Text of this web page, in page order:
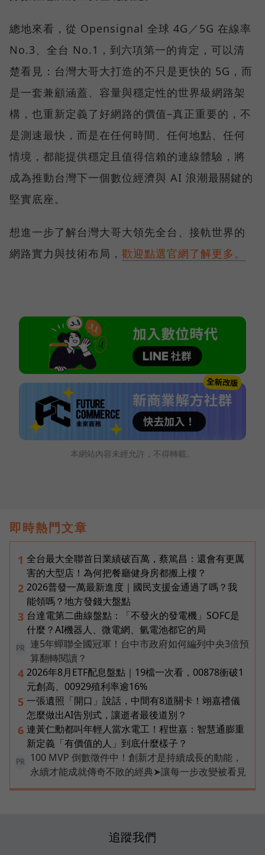
總地來看，從 Opensignal 全球 4G／5G 在線率
No.3、全台 No.1，到六項第一的肯定，可以清
楚看見：台灣大哥大打造的不只是更快的 5G，而
是一套兼顧涵蓋、容量與穩定性的世界級網路架
構，也重新定義了好網路的價值–真正重要的，不
是測速最快，而是在任何時間、任何地點、任何
情境，都能提供穩定且值得信賴的連線體驗，將
成為推動台灣下一個數位經濟與 AI 浪潮最關鍵的
堅實底座。
想進一步了解台灣大哥大領先全台、接軌世界的
網路實力與技術布局， 歡迎點選官網了解更多。
本網站內容未經允許，不得轉載。
即時熱門文章
1 全台最大全聯首日業績破百萬，蔡篤昌：還會有更厲
害的大型店！為何把餐廳健身房都搬上樓？
2 2026普發一萬最新進度｜國民支援金通過了嗎？我
能領嗎？地方發錢大盤點
3 台達電第二曲線盤點：「不發火的發電機」SOFC是
什麼？AI機器人、微電網、氫電池都它的局
PR
連5年蟬聯全國冠軍！台中市政府如何編列中央3倍預
算翻轉閱讀？
4 2026年8月ETF配息盤點｜19檔一次看，00878衝破1
元創高、00929殖利率逾16%
5 一張遺照「開口」說話，中間有8道關卡！翊嘉禮儀
怎麼做出AI告別式，讓逝者最後道別？
6 連黃仁勳都叫年輕人當水電工！程世嘉：智慧通膨重
新定義「有價值的人」到底什麼樣子？
PR
100 MVP 倒數徵件中！創新才是持續成長的動能，
永續才能成就傳奇不敗的經典➤讓每一步改變被看見
追蹤我們